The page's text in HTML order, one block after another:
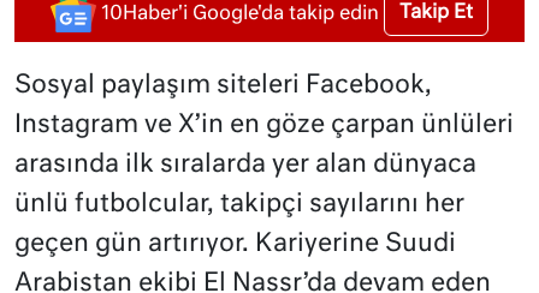
10Haber'i Google'da takip edin Takip Et
Sosyal paylaşım siteleri Facebook,
Instagram ve X’in en göze çarpan ünlüleri
arasında ilk sıralarda yer alan dünyaca
ünlü futbolcular, takipçi sayılarını her
geçen gün artırıyor. Kariyerine Suudi
Arabistan ekibi El Nassr’da devam eden